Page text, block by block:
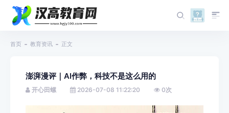
首页 教育资讯 正文
澎湃漫评｜AI作弊，科技不是这么用的
开心田螺 2026-07-08 11:22:20 0次